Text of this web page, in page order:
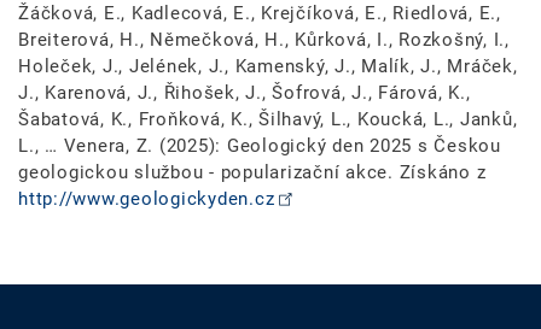
Žáčková, E., Kadlecová, E., Krejčíková, E., Riedlová, E.,
Breiterová, H., Němečková, H., Kůrková, I., Rozkošný, I.,
Holeček, J., Jelének, J., Kamenský, J., Malík, J., Mráček,
J., Karenová, J., Řihošek, J., Šofrová, J., Fárová, K.,
Šabatová, K., Froňková, K., Šilhavý, L., Koucká, L., Janků,
L., … Venera, Z. (2025): Geologický den 2025 s Českou
geologickou službou - popularizační akce. Získáno z
http://www.geologickyden.cz